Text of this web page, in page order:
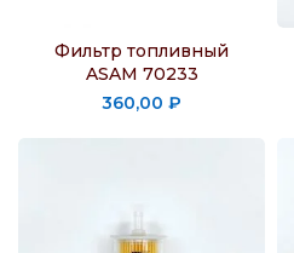
Фильтр топливный
ASAM 70233
360,00 ₽